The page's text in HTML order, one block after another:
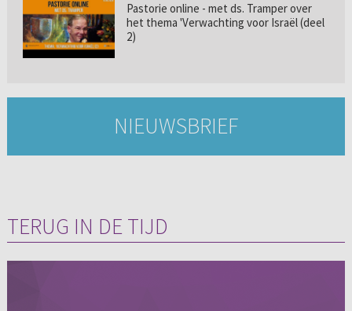
Pastorie online - met ds. Tramper over
het thema 'Verwachting voor Israël (deel
2)
NIEUWSBRIEF
TERUG IN DE TIJD